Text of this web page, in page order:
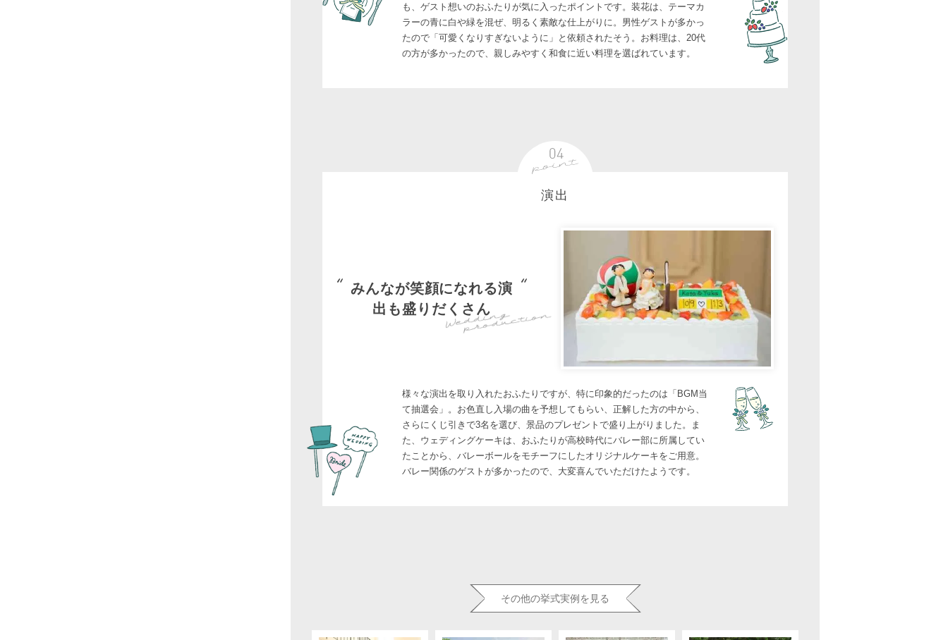
も、ゲスト想いのおふたりが気に入ったポイントです。装花は、テーマカ
ラーの青に白や緑を混ぜ、明るく素敵な仕上がりに。男性ゲストが多かっ
たので「可愛くなりすぎないように」と依頼されたそう。お料理は、20代
の方が多かったので、親しみやすく和食に近い料理を選ばれています。
演出
みんなが笑顔になれる演
出も盛りだくさん
様々な演出を取り入れたおふたりですが、特に印象的だったのは「BGM当
て抽選会」。お色直し入場の曲を予想してもらい、正解した方の中から、
さらにくじ引きで3名を選び、景品のプレゼントで盛り上がりました。ま
た、ウェディングケーキは、おふたりが高校時代にバレー部に所属してい
たことから、バレーボールをモチーフにしたオリジナルケーキをご用意。
バレー関係のゲストが多かったので、大変喜んでいただけたようです。
その他の挙式実例を見る